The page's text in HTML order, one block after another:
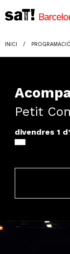
INICI PROGRAMACIÓ
Petit
divendres 1